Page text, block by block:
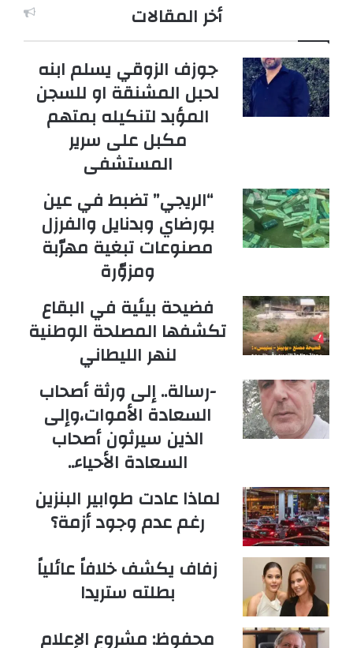
أخر المقالات
جوزف الزوقي يسلم ابنه
لحبل المشنقة او للسجن
المؤبد لتنكيله بمتهم
مكبل على سرير
المستشفى
“الريجي” تضبط في عين
بورضاي وبدنايل والفرزل
مصنوعات تبغية مهرّبة
ومزوّرة
فضيحة بيئية في البقاع
تكشفها المصلحة الوطنية
لنهر الليطاني
-رسالة.. إلى ورثة أصحاب
السعادة الأموات،وإلى
الذين سيرثون أصحاب
السعادة الأحياء..
لماذا عادت طوابير البنزين
رغم عدم وجود أزمة؟
زفاف يكشف خلافاً عائلياً
بطلته ستريدا
محفوظ: مشروع الإعلام